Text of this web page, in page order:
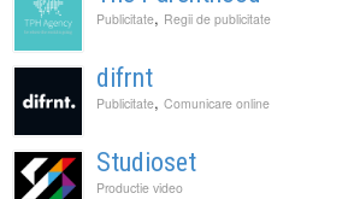
Publicitate, Regii de publicitate
difrnt
Publicitate, Comunicare online
Studioset
Productie video